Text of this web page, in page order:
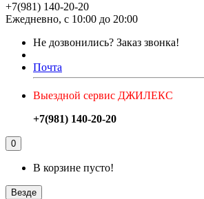
+7(981) 140-20-20
Ежедневно, с 10:00 до 20:00
Не дозвонились? Заказ звонка!
Почта
Выездной сервис ДЖИЛЕКС
+7(981) 140-20-20
0
В корзине пусто!
Везде